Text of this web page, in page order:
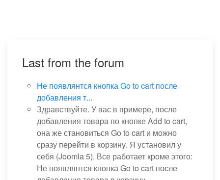
Last from the forum
Не появлянтся кнопка Go to cart после
добавления т...
Здравствуйте. У вас в примере, после
добавления товара по кнопке Add to cart,
она же становиться Go to cart и можно
сразу перейти в корзину. Я установил у
себя (Joomla 5). Все работает кроме этого:
Не появлянтся кнопка Go to cart после